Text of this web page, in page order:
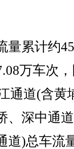
累计约
万车次
通道(含黄
、深中通
道)总车流